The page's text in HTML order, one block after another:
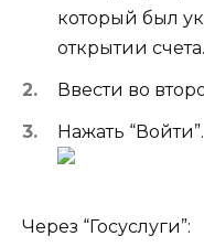
который был
открытии счета.
Ввести во
Нажать “Войти”.
Через “Госуслуги”: